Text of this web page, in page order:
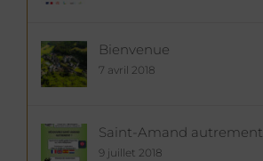
Bienvenue
7 avril 2018
Saint-Amand autrement
9 juillet 2018